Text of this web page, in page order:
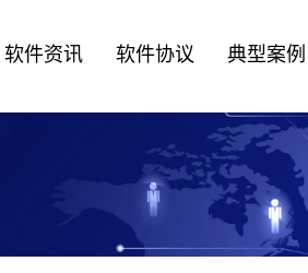
软件资讯 软件协议 典型案例